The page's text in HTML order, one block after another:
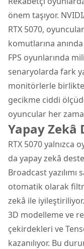
önem taşıyor.
RTX 5070,
komutlarına
FPS oyunlarında
senaryolarda fark
monitörlerle birlikte
gecikme ciddi
oyuncular her
Yapay Zekâ
RTX 5070 yalnızca
da yapay zekâ
Broadcast
otomatik olarak
zekâ ile
3D modelleme ve
çekirdekleri ve
kazanılıyor. Bu